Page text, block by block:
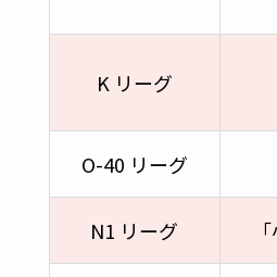
K リーグ
O-40 リーグ
N1 リーグ